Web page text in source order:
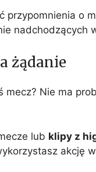
przypomnienia o
nadchodzących
żądanie
mecz? Nie ma
lub klipy z
akcję w